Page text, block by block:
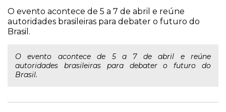
O evento acontece de 5 a 7 de abril e reúne
autoridades brasileiras para debater o futuro do
Brasil.
O evento acontece de 5 a 7 de abril e reúne
autoridades brasileiras para debater o futuro do
Brasil.